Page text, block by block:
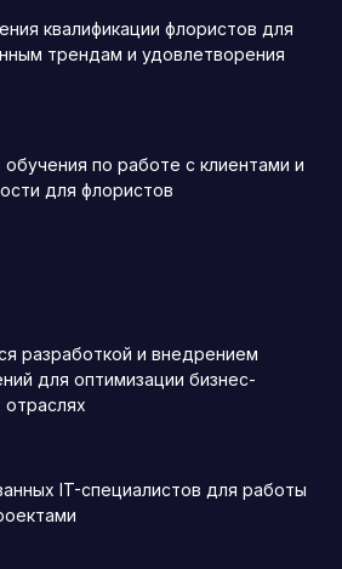
квалификации флористов для
трендам и удовлетворения
по работе с клиентами и
для флористов
разработкой и внедрением
для оптимизации бизнес-
IT-специалистов для работы